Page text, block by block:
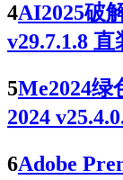
4AI2025破
v29.7.1.8
5Me2024绿
2024
6Adobe